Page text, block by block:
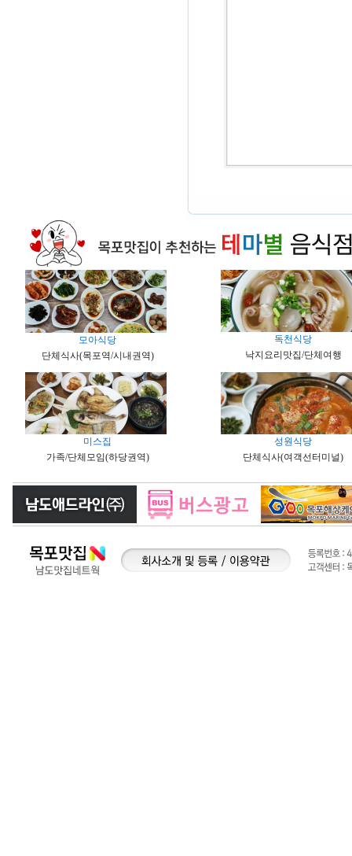
모아식당
단체식사(목포역/시내권역)
독천식당
낙지요리맛집/단체여행
미스집
가족/단체모임(하당권역)
성원식당
단체식사(여객선터미널)